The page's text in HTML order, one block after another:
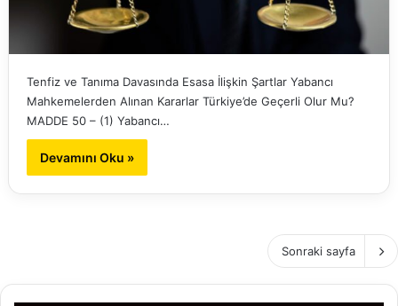
Tenfiz ve Tanıma Davasında Esasa İlişkin Şartlar Yabancı
Mahkemelerden Alınan Kararlar Türkiye’de Geçerli Olur Mu?
MADDE 50 – (1) Yabancı…
Devamını Oku »
Sonraki sayfa